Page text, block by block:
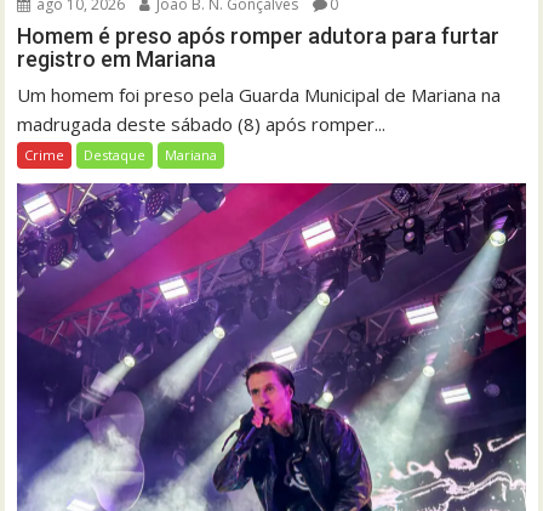
ago 10, 2026 João B. N. Gonçalves 0
Homem é preso após romper adutora para furtar
registro em Mariana
Um homem foi preso pela Guarda Municipal de Mariana na
madrugada deste sábado (8) após romper...
Crime Destaque Mariana